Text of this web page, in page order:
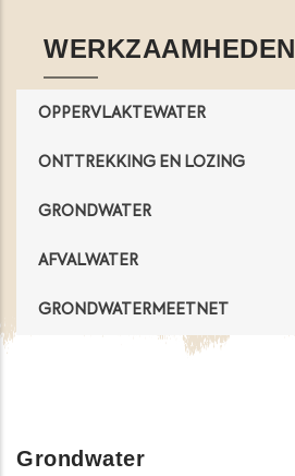
WERKZAAMHEDEN
OPPERVLAKTEWATER
ONTTREKKING EN LOZING
GRONDWATER
AFVALWATER
GRONDWATERMEETNET
Grondwater